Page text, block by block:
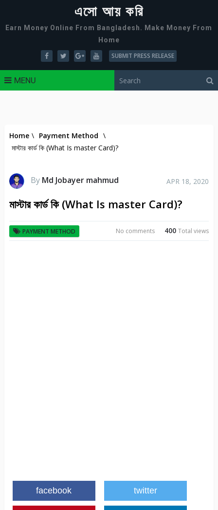
এসো আয় করি
Earn Money Online From Bangladesh. Make Money From
Home
SUBMIT PRESS RELEASE
MENU
Home \ Payment Method \
মাস্টার কার্ড কি (What Is master Card)?
By Md Jobayer mahmud APR 18, 2020
মাস্টার কার্ড কি (What Is master Card)?
PAYMENT METHOD 400Total views
No comments
facebook twitter